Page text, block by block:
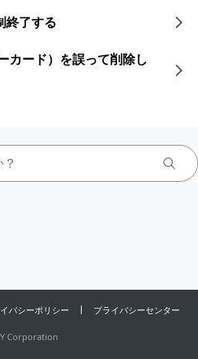
終了する
カード）を誤って削除し
バシーポリシー プライバシーセンター
Corporation